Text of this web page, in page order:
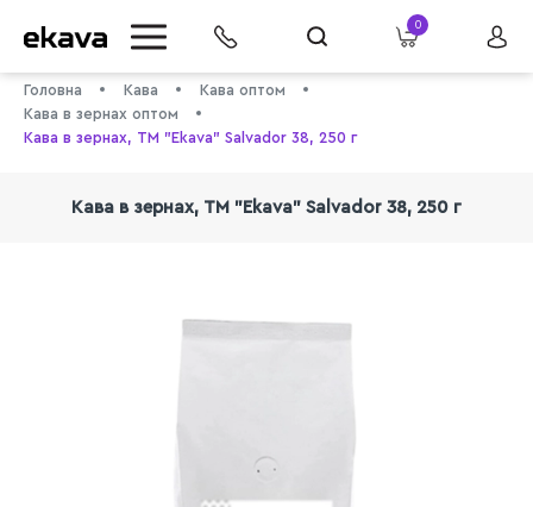
0
Головна Кава
Кава оптом
Кава в зернах оптом
Кава в зернах, ТМ "Ekava" Salvador 38, 250 г
Кава в зернах, ТМ "Ekava" Salvador 38, 250 г